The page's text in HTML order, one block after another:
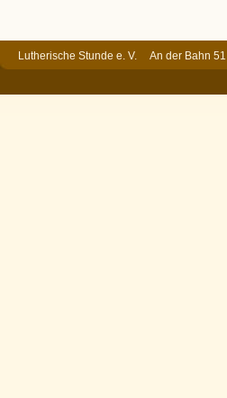
Lutherische Stunde e. V. An der Bahn